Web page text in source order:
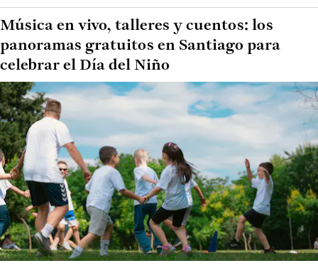
Música en vivo, talleres y cuentos: los
panoramas gratuitos en Santiago para
celebrar el Día del Niño